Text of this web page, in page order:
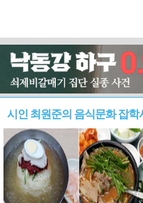
시인 최원준의 음식문화 잡학